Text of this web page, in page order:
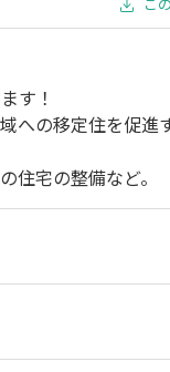
す！
への移定住を促進
住宅の整備など。